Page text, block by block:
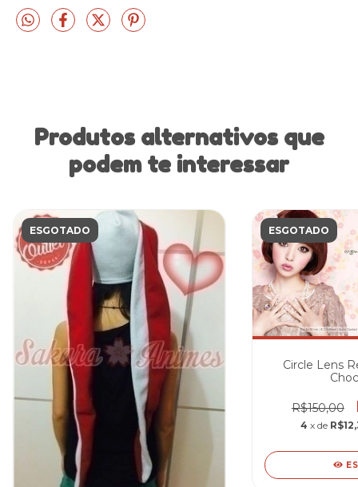
Produtos alternativos que
podem te interessar
ESGOTADO ESGOTADO
Circle Lens
R$150,00
4 x de